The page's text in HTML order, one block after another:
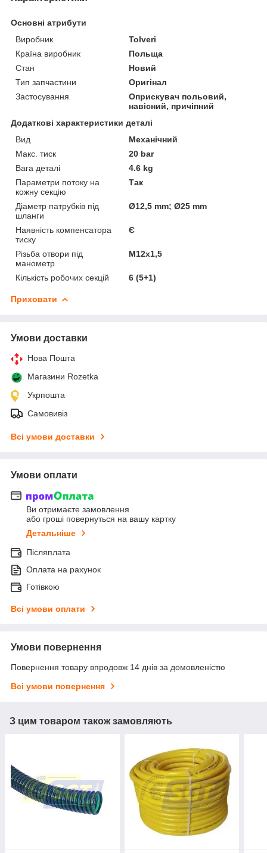
Основні атрибути
Виробник
Tolveri
Країна виробник
Польща
Стан
Новий
Тип запчастини
Оригінал
Застосування
Оприскувач польовий,
навісний, причіпний
Додаткові характеристики деталі
Вид
Механічний
Макс. тиск
20 bar
Вага деталі
4.6 kg
Параметри потоку на
кожну секцію
Так
Діаметр патрубків під
шланги
Ø12,5 mm; Ø25 mm
Наявність компенсатора
тиску
Є
Різьба отвори під
манометр
М12х1,5
Кількість робочих секцій 6 (5+1)
Приховати
Умови доставки
Нова Пошта
Магазини Rozetka
Укрпошта
Самовивіз
Всі умови доставки
Умови оплати
Ви отримаєте замовлення
або гроші повернуться на вашу картку
Детальніше
Післяплата
Оплата на рахунок
Готівкою
Всі умови оплати
Умови повернення
Повернення товару впродовж 14 днів за домовленістю
Всі умови повернення
З цим товаром також замовляють